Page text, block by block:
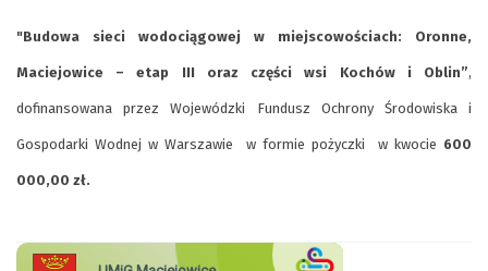
"Budowa sieci wodociągowej w miejscowościach: Oronne,
Maciejowice – etap III oraz części wsi Kochów i Oblin”,
dofinansowana przez Wojewódzki Fundusz Ochrony Środowiska i
Gospodarki Wodnej w Warszawie w formie pożyczki w kwocie 600
000,00 zł.